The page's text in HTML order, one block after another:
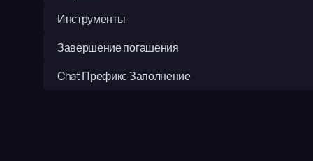
Инструменты
Завершение погашения
Chat Префикс Заполнение